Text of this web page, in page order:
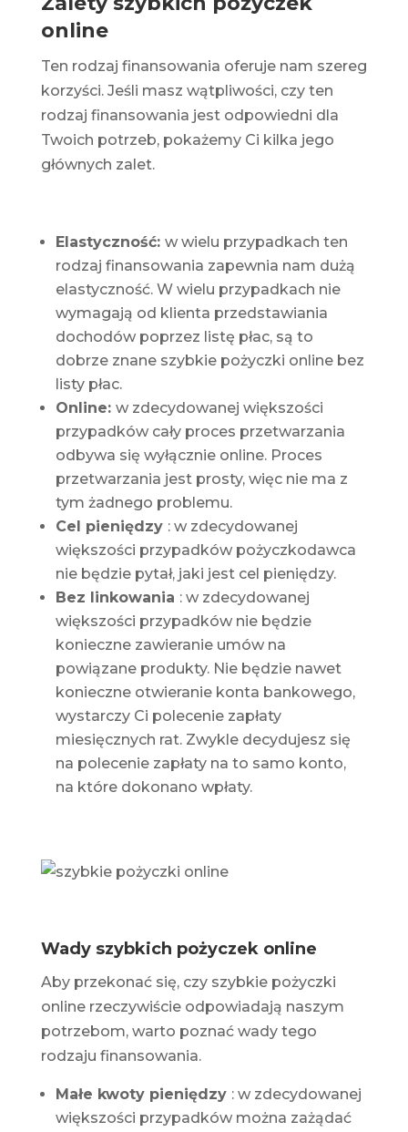
online
Ten rodzaj finansowania oferuje nam szereg
korzyści. Jeśli masz wątpliwości, czy ten
rodzaj finansowania jest odpowiedni dla
Twoich potrzeb, pokażemy Ci kilka jego
głównych zalet.
Elastyczność: w wielu przypadkach ten
rodzaj finansowania zapewnia nam dużą
elastyczność. W wielu przypadkach nie
wymagają od klienta przedstawiania
dochodów poprzez listę płac, są to
dobrze znane szybkie pożyczki online bez
listy płac.
Online: w zdecydowanej większości
przypadków cały proces przetwarzania
odbywa się wyłącznie online. Proces
przetwarzania jest prosty, więc nie ma z
tym żadnego problemu.
Cel pieniędzy : w zdecydowanej
większości przypadków pożyczkodawca
nie będzie pytał, jaki jest cel pieniędzy.
Bez linkowania : w zdecydowanej
większości przypadków nie będzie
konieczne zawieranie umów na
powiązane produkty. Nie będzie nawet
konieczne otwieranie konta bankowego,
wystarczy Ci polecenie zapłaty
miesięcznych rat. Zwykle decydujesz się
na polecenie zapłaty na to samo konto,
na które dokonano wpłaty.
Wady szybkich pożyczek online
Aby przekonać się, czy szybkie pożyczki
onlinerzeczywiście odpowiadają naszym
potrzebom, warto poznać wady tego
rodzaju finansowania.
Małe kwoty pieniędzy : w zdecydowanej
większości przypadków można zażądać